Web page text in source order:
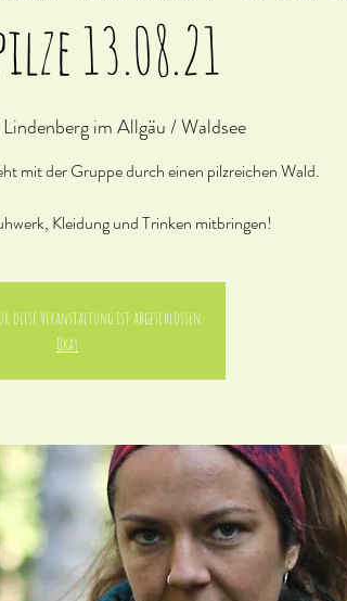
13.08.21
Lindenberg im Allgäu / Waldsee
mit der Gruppe durch einen pilzreichen Wald.
Kleidung und Trinken mitbringen!
diese Veranstaltung ist abgeschlossen.
Okay